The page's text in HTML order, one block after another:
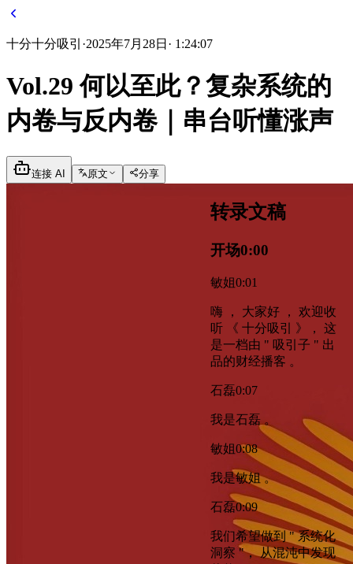
十分十分吸引 ·2025年7月28日 · 1:24:07
Vol.29 何以至此？复杂系统的
内卷与反内卷｜串台听懂涨声
连接 AI 原文 分享
转录文稿
开场0:00
敏姐0:01
嗨 ， 大家好 ， 欢迎收
听 《 十分吸引 》， 这
是一档由 " 吸引子 " 出
品的财经播客 。
石磊0:07
我是石磊 。
敏姐0:08
我是敏姐 。
石磊0:09
我们希望做到 " 系统化
洞察 "， 从混沌中发现